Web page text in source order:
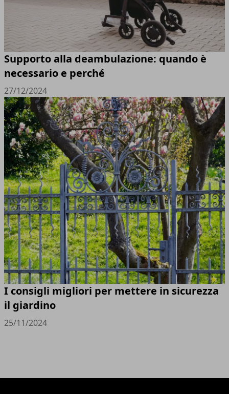
Supporto alla deambulazione: quando è
necessario e perché
27/12/2024
I consigli migliori per mettere in sicurezza
il giardino
25/11/2024